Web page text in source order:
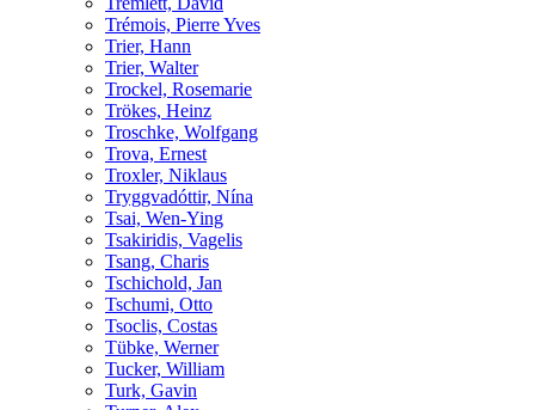
Trémois, Pierre Yves
Trier, Hann
Trier, Walter
Trockel, Rosemarie
Trökes, Heinz
Troschke, Wolfgang
Trova, Ernest
Troxler, Niklaus
Tryggvadóttir, Nína
Tsai, Wen-Ying
Tsakiridis, Vagelis
Tsang, Charis
Tschichold, Jan
Tschumi, Otto
Tsoclis, Costas
Tübke, Werner
Tucker, William
Turk, Gavin